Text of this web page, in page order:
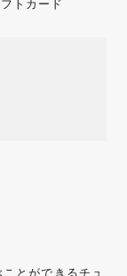
とができるチュ